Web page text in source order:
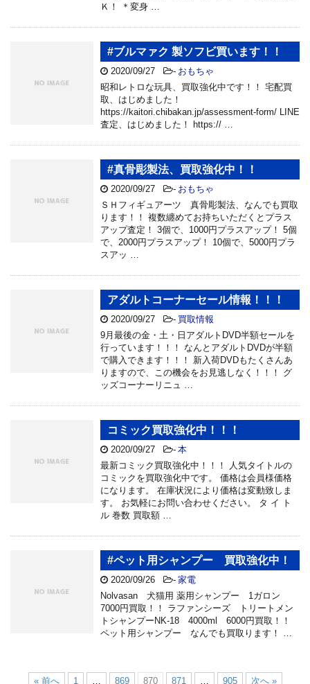
Ｋ！ ＊変身 …
#ブルマァク 製ソフビ買います！！
2020/09/27 - おもちゃ
昭和レトロな玩具、買取強化中です！！ 宅配買
取、はじめました！
https://kaitori.chibakan.jp/assessment-form/ LINE
査定、はじめました！ https:// …
#真骨彫製法、買取強化中！！
2020/09/27 - おもちゃ
ＳＨフィギュアーツ 真骨彫製法、なんでも買取
ります！！ 複数纏めてお持ちいただくとプラス
アップ査定！ 3個で、1000円プラスアップ！ 5個
で、2000円プラスアップ！ 10個で、5000円プラ
スアッ …
アダルトコーナーセール情報！！！
2020/09/27 - 買取情報
9月最後の金・土・日アダルトDVD半額セールを
行っています！！！ なんとアダルトDVDが半額
で購入できます！！！ 新入荷DVDもたくさんあ
りますので、この機会をお見逃しなく！！！ グ
ッズコーナーリニュ …
コミック買取強化中！！！
2020/09/27 - 本
最新コミック買取強化中！！！ 人気タイトルの
コミックを買取強化中です。 価格は会員様価格
になります。 在庫状況により価格は変動致しま
す。 お気軽にお問い合わせください。 タ イ ト
ル 巻数 買取額 …
#ペット用シャンプー 買取強化中！
2020/09/26 - 家電
Nolvasan 犬猫用 薬用シャンプー 1ガロン
7000円買取！！ ラファンシーズ トリートメン
トシャンプーNK-18 4000ml 6000円買取！！
ペット用シャンプー なんでも買取ります！ …
« 前へ 1 869 870 871 905 次へ »